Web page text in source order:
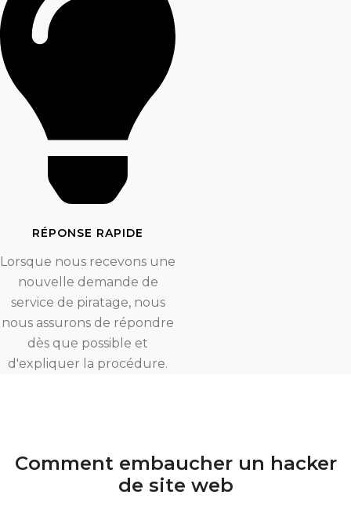
RÉPONSE RAPIDE
Lorsque nous recevons une
nouvelle demande de
service de piratage, nous
nous assurons de répondre
dès que possible et
d'expliquer la procédure.
Comment embaucher un hacker
de site web